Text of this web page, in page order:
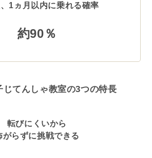
1ヵ月以内に乗れる確率
約90％
じてんしゃ教室の3つの特長
転びにくいから
がらずに挑戦できる